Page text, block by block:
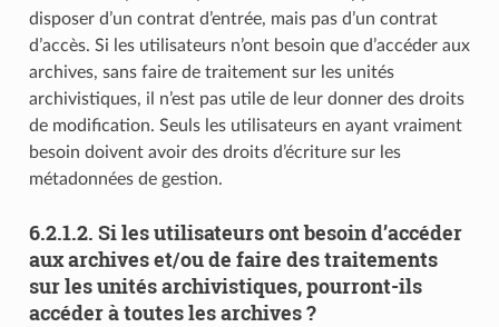
disposer d’un contrat d’entrée, mais pas d’un contrat
d’accès. Si les utilisateurs n’ont besoin que d’accéder aux
archives, sans faire de traitement sur les unités
archivistiques, il n’est pas utile de leur donner des droits
de modification. Seuls les utilisateurs en ayant vraiment
besoin doivent avoir des droits d’écriture sur les
métadonnées de gestion.
6.2.1.2. Si les utilisateurs ont besoin d’accéder
aux archives et/ou de faire des traitements
sur les unités archivistiques, pourront-ils
accéder à toutes les archives ?